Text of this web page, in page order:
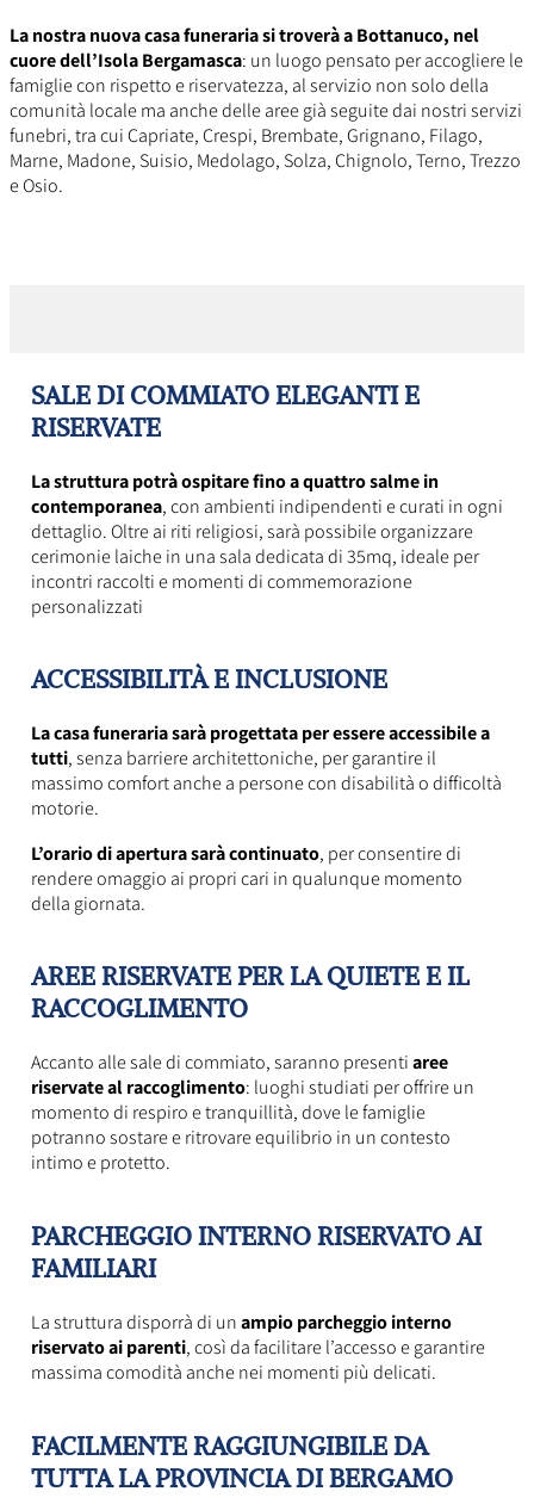
La nostra nuova casa funeraria si troverà a Bottanuco, nel
cuore dell’Isola Bergamasca: un luogo pensato per accogliere le
famiglie con rispetto e riservatezza, al servizio non solo della
comunità locale ma anche delle aree già seguite dai nostri servizi
funebri, tra cui Capriate, Crespi, Brembate, Grignano, Filago,
Marne, Madone, Suisio, Medolago, Solza, Chignolo, Terno, Trezzo
e Osio.
SALE DI COMMIATO ELEGANTI E
RISERVATE
La struttura potrà ospitare fino a quattro salme in
contemporanea, con ambienti indipendenti e curati in ogni
dettaglio. Oltre ai riti religiosi, sarà possibile organizzare
cerimonie laiche in una sala dedicata di 35mq, ideale per
incontri raccolti e momenti di commemorazione
personalizzati
ACCESSIBILITÀ E INCLUSIONE
La casa funeraria sarà progettata per essere accessibile a
tutti, senza barriere architettoniche, per garantire il
massimo comfort anche a persone con disabilità o difficoltà
motorie.
L’orario di apertura sarà continuato, per consentire di
rendere omaggio ai propri cari in qualunque momento
della giornata.
AREE RISERVATE PER LA QUIETE E IL
RACCOGLIMENTO
Accanto alle sale di commiato, saranno presentiaree
riservate al raccoglimento: luoghi studiati per offrire un
momento di respiro e tranquillità, dove le famiglie
potranno sostare e ritrovare equilibrio in un contesto
intimo e protetto.
PARCHEGGIO INTERNO RISERVATO AI
FAMILIARI
La struttura disporrà di unampio parcheggio interno
riservato ai parenti, così da facilitare l’accesso e garantire
massima comodità anche nei momenti più delicati.
FACILMENTE RAGGIUNGIBILE DA
TUTTA LA PROVINCIA DI BERGAMO